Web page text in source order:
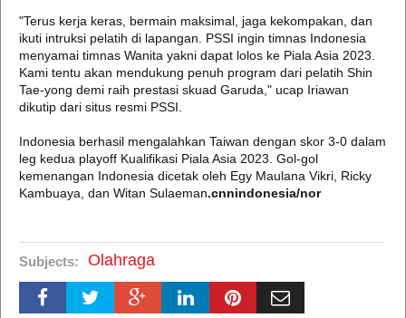
"Terus kerja keras, bermain maksimal, jaga kekompakan, dan
ikuti intruksi pelatih di lapangan. PSSI ingin timnas Indonesia
menyamai timnas Wanita yakni dapat lolos ke Piala Asia 2023.
Kami tentu akan mendukung penuh program dari pelatih Shin
Tae-yong demi raih prestasi skuad Garuda," ucap Iriawan
dikutip dari situs resmi PSSI.
Indonesia berhasil mengalahkan Taiwan dengan skor 3-0 dalam
leg kedua playoff Kualifikasi Piala Asia 2023. Gol-gol
kemenangan Indonesia dicetak oleh Egy Maulana Vikri, Ricky
Kambuaya, dan Witan Sulaeman.cnnindonesia/nor
Subjects: Olahraga